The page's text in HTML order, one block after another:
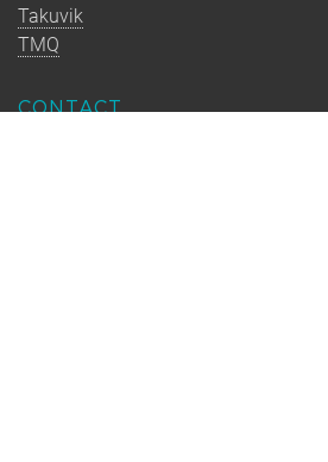
Takuvik
TMQ
CONTACT